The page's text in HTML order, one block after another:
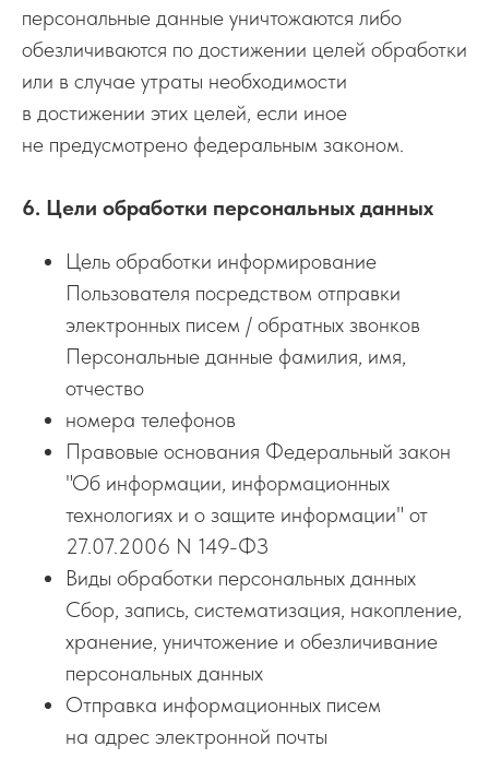
персональные данные уничтожаются либо
обезличиваются по достижении целей обработки
или в случае утраты необходимости
в достижении этих целей, если иное
не предусмотрено федеральным законом.
6. Цели обработки персональных данных
Цель обработки информирование
Пользователя посредством отправки
электронных писем / обратных звонков
Персональные данные фамилия, имя,
отчество
номера телефонов
Правовые основания Федеральный закон
"Об информации, информационных
технологиях и о защите информации" от
27.07.2006 N 149-ФЗ
Виды обработки персональных данных
Сбор, запись, систематизация, накопление,
хранение, уничтожение и обезличивание
персональных данных
Отправка информационных писем
на адрес электронной почты